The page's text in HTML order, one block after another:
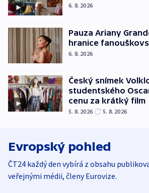
6. 8. 2026
Pauza Ariany
hranice
6. 8. 2026
Český snímek
studentského
cenu za krátký film
5. 8. 2026 5. 8. 2026
Evropský pohled
ČT24 každý den vybírá z obsahu
veřejnými médii, členy Eurovize.